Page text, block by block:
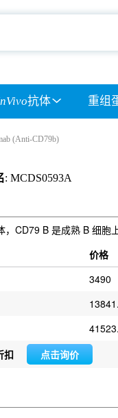
抗体 重组
(Anti-CD79b)
: MCDS0593A
CD79 B 是成熟 B 细胞
价格
3490
扣 点击询价